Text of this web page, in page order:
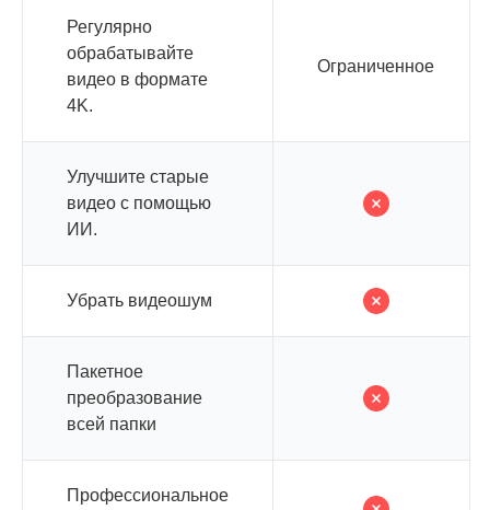
Регулярно
обрабатывайте
видео в формате
4K.
Ограниченное
Улучшите старые
видео с помощью
ИИ.
Убрать видеошум
Пакетное
преобразование
всей папки
Профессиональное